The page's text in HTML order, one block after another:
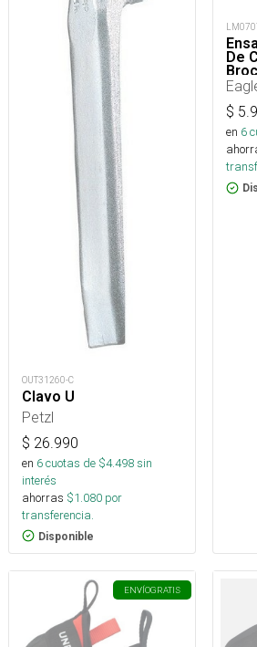
OUT31260-C
Clavo U
Petzl
$ 26.990
en 6cuotas de $4.498sin
interés
ahorras $1.080 por
transferencia.
Disponible
De
$
en 6
ENVÍOGRATIS